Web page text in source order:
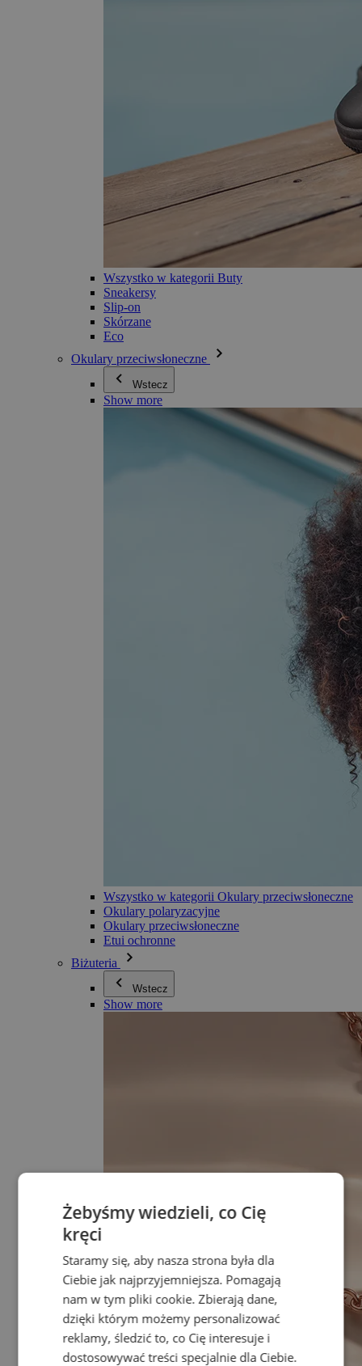
Wszystko w kategorii Buty
Sneakersy
Slip-on
Skórzane
Eco
Okulary przeciwsłoneczne
Wstecz
Show more
Wszystko w kategorii Okulary przeciwsłoneczne
Okulary polaryzacyjne
Okulary przeciwsłoneczne
Etui ochronne
Biżuteria
Wstecz
Show more
Żebyśmy wiedzieli, co Cię
kręci
Staramy się, aby nasza strona była dla
Ciebie jak najprzyjemniejsza. Pomagają
nam w tym pliki cookie. Zbierają dane,
dzięki którym możemy personalizować
reklamy, śledzić to, co Cię interesuje i
dostosowywać treści specjalnie dla Ciebie.